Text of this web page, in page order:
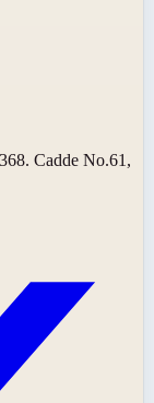
Cadde No.61,